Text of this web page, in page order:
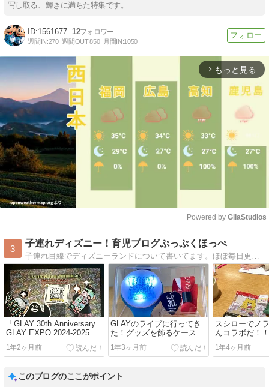
写し取る、輝きに満ちた特集です。
1561677 12
週間IN:270 週間OUT:850 月間IN:1050
arrow_forward_ios もっと見る
Mute
Powered by GliaStudios
3
子連れディズニー！育児ブログぷっぷくほっぺ
「GLAY 30th Anniversary
GLAY EXPO 2024-2025」
いってきたー！
1年2ヶ月前
GLAYのライブに行ってき
た！グッズを飾るケースは
セリアで。
1年3ヶ月前
スシローでノ
んコラボだ！
1年4ヶ月前
このブログのここがポイント